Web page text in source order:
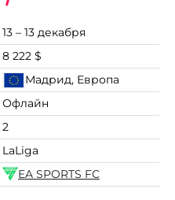
13 – 13 декабря
8 222 $
Мадрид, Европа
Офлайн
2
LaLiga
EA SPORTS FC